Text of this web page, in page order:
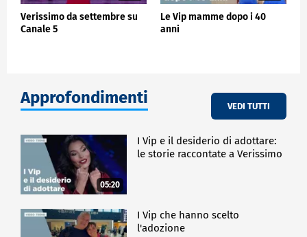
Verissimo da settembre su
Canale 5
Le Vip mamme dopo i 40
anni
Approfondimenti VEDI TUTTI
05:20
I Vip e il desiderio di adottare:
le storie raccontate a Verissimo
I Vip che hanno scelto
l'adozione